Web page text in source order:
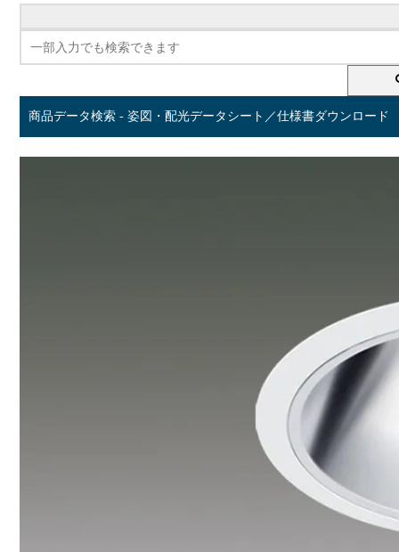
商品データ検索 - 姿図・配光データシート／仕様書ダウンロード